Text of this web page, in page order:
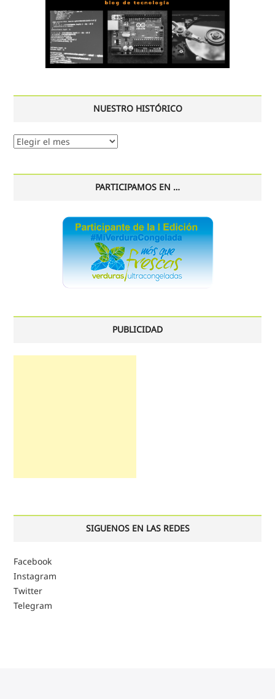
NUESTRO HISTÓRICO
Nuestro
PARTICIPAMOS EN …
PUBLICIDAD
SIGUENOS EN LAS REDES
Facebook
Instagram
Twitter
Telegram